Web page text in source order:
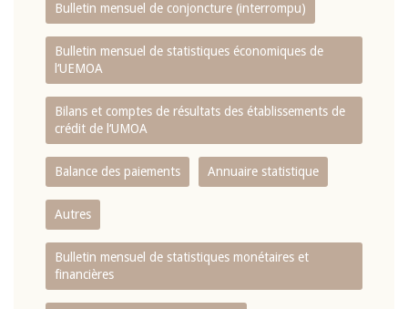
Bulletin mensuel de conjoncture (interrompu)
Bulletin mensuel de statistiques économiques de
l‘UEMOA
Bilans et comptes de résultats des établissements de
crédit de l‘UMOA
Balance des paiements Annuaire statistique
Autres
Bulletin mensuel de statistiques monétaires et
financières